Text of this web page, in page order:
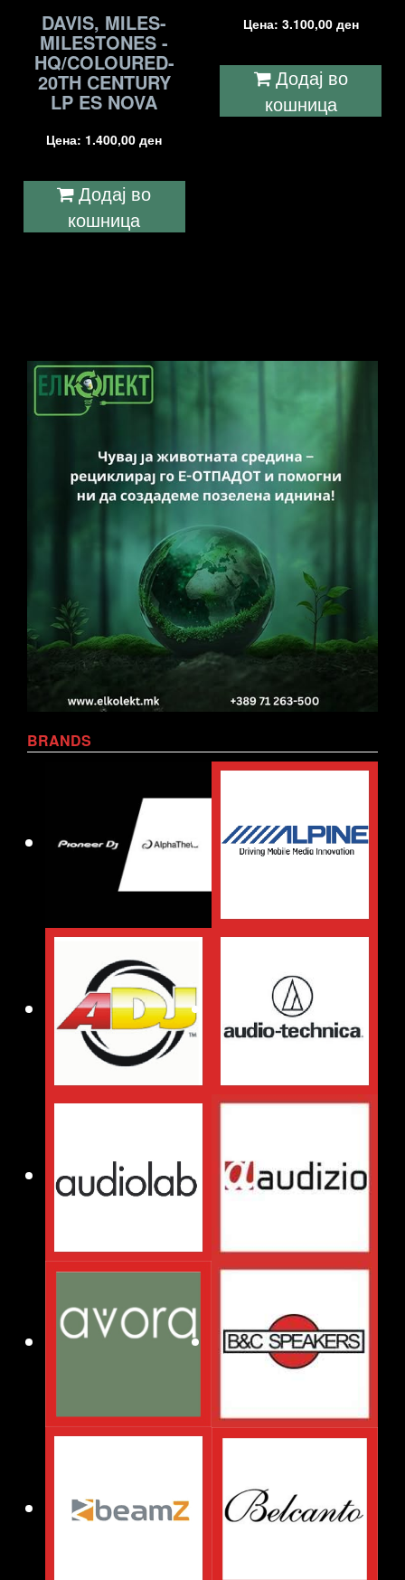
DAVIS, MILES-
MILESTONES -
HQ/COLOURED-
20TH CENTURY
LP ES NOVA
Цена: 1.400,00ден
Додај во
кошница
Цена: 3.100,00 ден
Додај во
кошница
BRANDS